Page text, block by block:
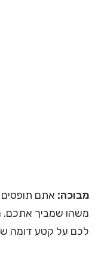
מבוכה: אתם תופסים
משהו שמביך אתכם.
לכם על קטע דומה